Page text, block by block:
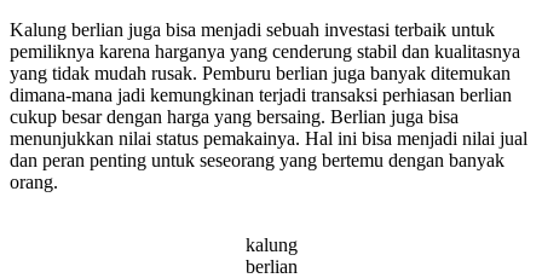
Kalung berlian juga bisa menjadi sebuah investasi terbaik untuk
pemiliknya karena harganya yang cenderung stabil dan kualitasnya
yang tidak mudah rusak. Pemburu berlian juga banyak ditemukan
dimana-mana jadi kemungkinan terjadi transaksi perhiasan berlian
cukup besar dengan harga yang bersaing. Berlian juga bisa
menunjukkan nilai status pemakainya. Hal ini bisa menjadi nilai jual
dan peran penting untuk seseorang yang bertemu dengan banyak
orang.
kalung
berlian